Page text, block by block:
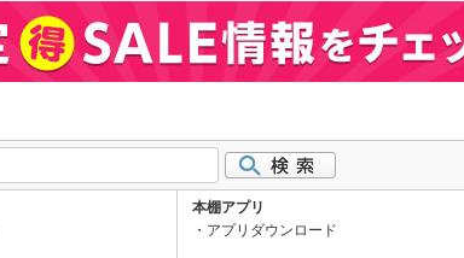
本棚アプリ
アプリダウンロード